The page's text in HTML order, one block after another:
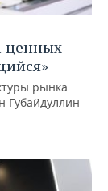
ценных
рынка
Губайдуллин